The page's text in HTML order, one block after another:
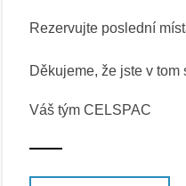
Rezervujte poslední
Děkujeme, že jste v tom
Váš tým CELSPAC